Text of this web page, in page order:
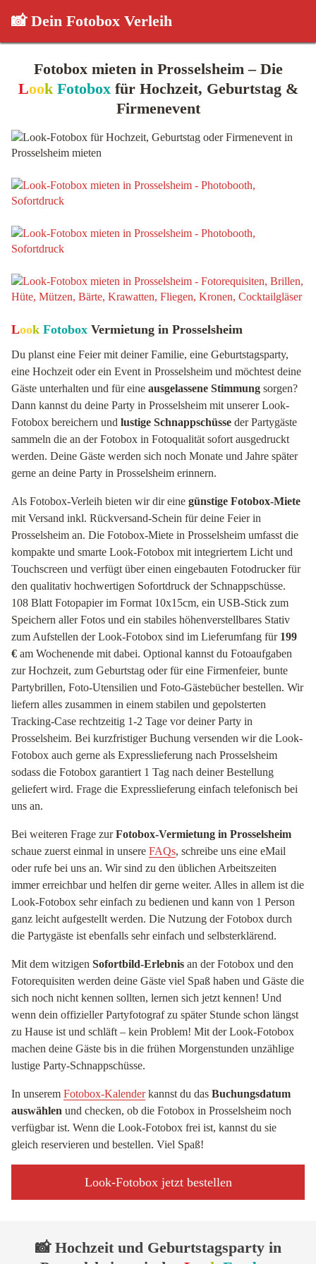
📸 Dein Fotobox Verleih
Fotobox mieten in Prosselsheim – Die
Look Fotoboxfür Hochzeit, Geburtstag &
Firmenevent
Look Fotobox Vermietung in Prosselsheim
Du planst eine Feier mit deiner Familie, eine Geburtstagsparty,
eine Hochzeit oder ein Event in Prosselsheim und möchtest deine
Gäste unterhalten und für eine ausgelassene Stimmung sorgen?
Dann kannst du deine Party in Prosselsheim mit unserer Look-
Fotobox bereichern und lustige Schnappschüsse der Partygäste
sammeln die an der Fotobox in Fotoqualität sofort ausgedruckt
werden. Deine Gäste werden sich noch Monate und Jahre später
gerne an deine Party in Prosselsheim erinnern.
Als Fotobox-Verleih bieten wir dir eine günstige Fotobox-Miete
mit Versand inkl. Rückversand-Schein für deine Feier in
Prosselsheim an. Die Fotobox-Miete in Prosselsheim umfasst die
kompakte und smarte Look-Fotobox mit integriertem Licht und
Touchscreen und verfügt über einen eingebauten Fotodrucker für
den qualitativ hochwertigen Sofortdruck der Schnappschüsse.
108 Blatt Fotopapier im Format 10x15cm, ein USB-Stick zum
Speichern aller Fotos und ein stabiles höhenverstellbares Stativ
zum Aufstellen der Look-Fotobox sind im Lieferumfang für 199
€ am Wochenende mit dabei. Optional kannst du Fotoaufgaben
zur Hochzeit, zum Geburtstag oder für eine Firmenfeier, bunte
Partybrillen, Foto-Utensilien und Foto-Gästebücher bestellen. Wir
liefern alles zusammen in einem stabilen und gepolsterten
Tracking-Case rechtzeitig 1-2 Tage vor deiner Party in
Prosselsheim. Bei kurzfristiger Buchung versenden wir die Look-
Fotobox auch gerne als Expresslieferung nach Prosselsheim
sodass die Fotobox garantiert 1 Tag nach deiner Bestellung
geliefert wird. Frage die Expresslieferung einfach telefonisch bei
uns an.
Bei weiteren Frage zurFotobox-Vermietung in Prosselsheim
schaue zuerst einmal in unsere FAQs, schreibe uns eine eMail
oder rufe bei uns an. Wir sind zu den üblichen Arbeitszeiten
immer erreichbar und helfen dir gerne weiter. Alles in allem ist die
Look-Fotobox sehr einfach zu bedienen und kann von 1 Person
ganz leicht aufgestellt werden. Die Nutzung der Fotobox durch
die Partygäste ist ebenfalls sehr einfach und selbsterklärend.
Mit dem witzigen Sofortbild-Erlebnis an der Fotobox und den
Fotorequisiten werden deine Gäste viel Spaß haben und Gäste die
sich noch nicht kennen sollten, lernen sich jetzt kennen! Und
wenn dein offizieller Partyfotograf zu später Stunde schon längst
zu Hause ist und schläft – kein Problem! Mit der Look-Fotobox
machen deine Gäste bis in die frühen Morgenstunden unzählige
lustige Party-Schnappschüsse.
In unserem Fotobox-Kalenderkannst du das Buchungsdatum
auswählen und checken, ob die Fotobox in Prosselsheim noch
verfügbar ist. Wenn die Look-Fotobox frei ist, kannst du sie
gleich reservieren und bestellen. Viel Spaß!
Look-Fotobox jetzt bestellen
📸 Hochzeit und Geburtstagsparty in